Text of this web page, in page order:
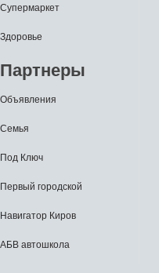
Супермаркет
Здоровье
Партнеры
Объявления
Семья
Под Ключ
Первый городской
Навигатор Киров
АБВ автошкола